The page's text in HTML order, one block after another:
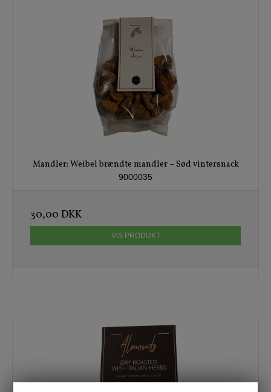
Mandler: Weibel brændte mandler – Sød vintersnack
9000035
30,00 DKK
VIS PRODUKT